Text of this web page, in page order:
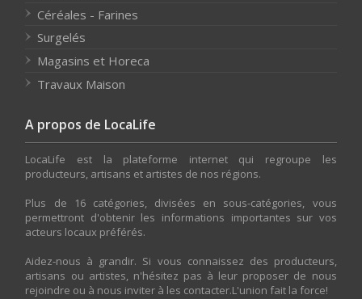
Céréales - Farines
Surgelés
Magasins et Horeca
Travaux Maison
A propos de LocaLife
LocaLife est la plateforme internet qui regroupe les
producteurs, artisans et artistes de nos régions.
Plus de 16 catégories, divisées en sous-catégories, vous
permettront d'obtenir les informations importantes sur vos
acteurs locaux préférés.
Aidez-nous à grandir. Si vous connaissez des producteurs,
artisans ou artistes, n'hésitez pas à leur proposer de nous
rejoindre ou à nous inviter à les contacter.L'union fait la force!